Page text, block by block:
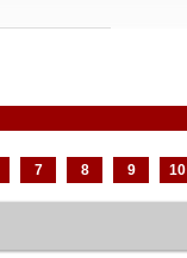
7 8 9 10